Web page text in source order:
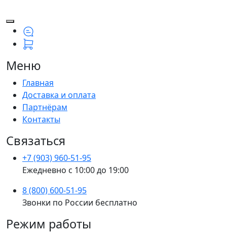
Меню
Главная
Доставка и оплата
Партнёрам
Контакты
Связаться
+7 (903) 960-51-95
Ежедневно с 10:00 до 19:00
8 (800) 600-51-95
Звонки по России бесплатно
Режим работы